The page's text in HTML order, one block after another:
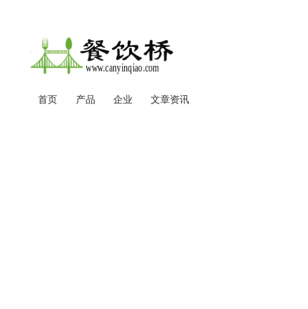
帐
首页 产品 企业 文章资讯